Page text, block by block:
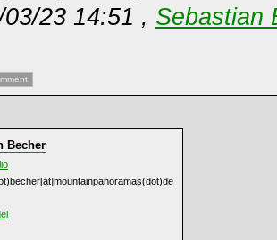
23 14:51 , Sebastian
Becher